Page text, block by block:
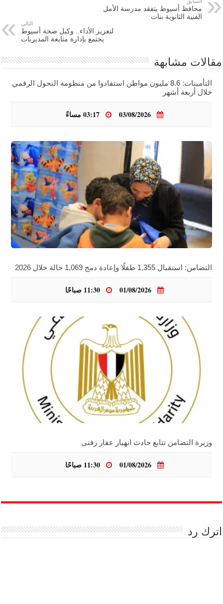
محافظ أسيوط يتفقد مدرسة الأمل
الفنية الثانوية بنات
التالي
لتعزيز الأداء.. وكيل صحة أسيوط
يجتمع بإدارة متابعة المديريات
مقالات مشابهة
التأمينات: 8.6 مليون مواطن استفادوا من منظومة التحول الرقمي
خلال أربعة أشهر
التضامن: استقبال 1,355 طفلًا وإعادة دمج 1,069 حالة خلال 2026
وزيرة التضامن تتابع حادث انهيار عقار زفتى
اترك رد